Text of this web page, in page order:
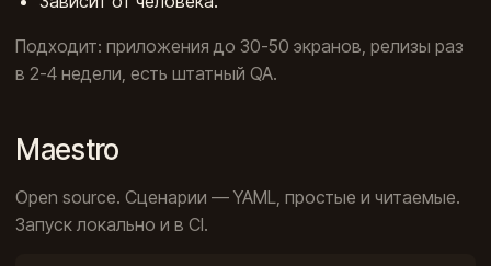
Подходит: приложения до 30-50 экранов, релизы раз
в 2-4 недели, есть штатный QA.
Maestro
Open source. Сценарии — YAML, простые и читаемые.
Запуск локально и в CI.